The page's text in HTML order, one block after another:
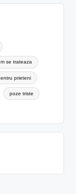
se trateaza
prieteni
poze triste